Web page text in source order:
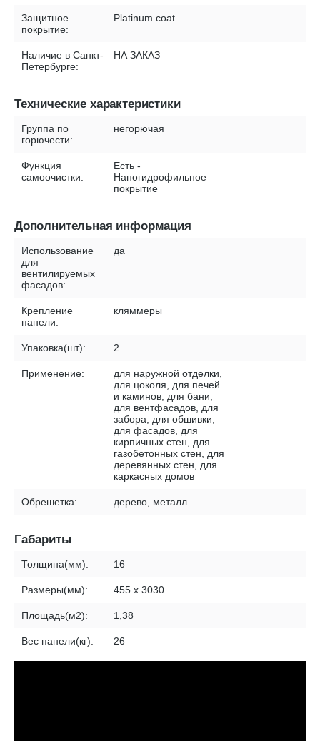
Защитное
покрытие:
Platinum coat
Наличие в Санкт-
Петербурге:
НА ЗАКАЗ
Технические характеристики
Группа по
горючести:
негорючая
Функция
самоочистки:
Есть -
Наногидрофильное
покрытие
Дополнительная информация
Использование
для
вентилируемых
фасадов:
да
Крепление
панели:
кляммеры
Упаковка(шт): 2
Применение:
для наружной отделки,
для цоколя, для печей
и каминов, для бани,
для вентфасадов, для
забора, для обшивки,
для фасадов, для
кирпичных стен, для
газобетонных стен, для
деревянных стен, для
каркасных домов
Обрешетка: дерево, металл
Габариты
Толщина(мм): 16
Размеры(мм): 455 х 3030
Площадь(м2): 1,38
Вес панели(кг): 26